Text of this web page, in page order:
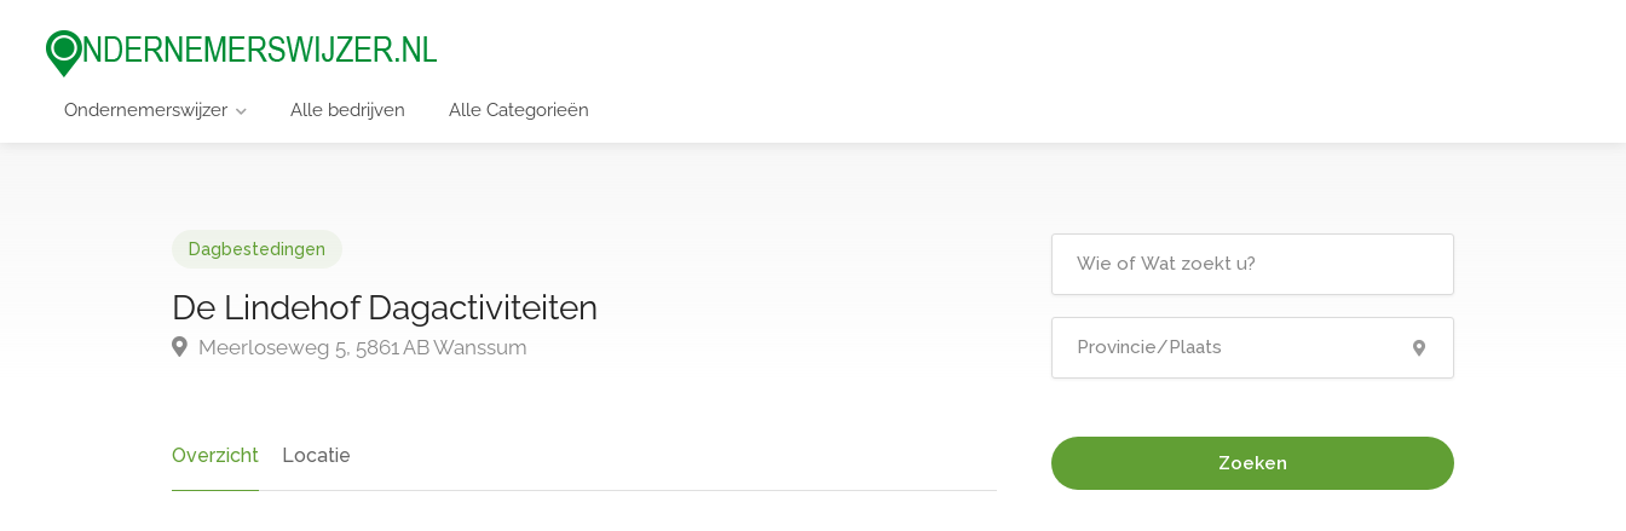
Ondernemerswijzer Alle bedrijven Alle Categorieën
Dagbestedingen
De Lindehof Dagactiviteiten
Meerloseweg 5, 5861 AB Wanssum
Overzicht Locatie Zoeken